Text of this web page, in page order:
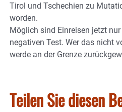
Tirol und Tschechien zu
worden.
Möglich sind Einreisen jetzt
negativen Test. Wer das nicht
werde an der Grenze
Teilen Sie diesen